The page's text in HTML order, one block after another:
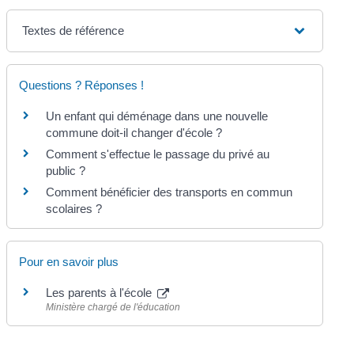
Textes de référence
Questions ? Réponses !
Un enfant qui déménage dans une nouvelle
commune doit-il changer d'école ?
Comment s'effectue le passage du privé au
public ?
Comment bénéficier des transports en commun
scolaires ?
Pour en savoir plus
Les parents à l'école
Ministère chargé de l'éducation